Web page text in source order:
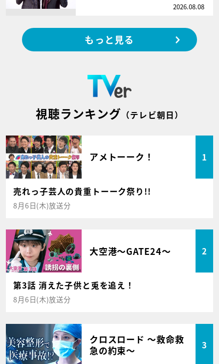
2026.08.08
もっと見る
視聴ランキング （テレビ朝日）
アメトーーク！ 1
売れっ子芸人の貴重トーーク祭り!!
8月6日(木)放送分
大空港～GATE24～ 2
第3話 消えた子供と兎を追え！
8月6日(木)放送分
クロスロード ～救命救
急の約束～
3